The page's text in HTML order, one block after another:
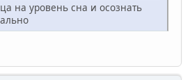
на уровень сна и осознать